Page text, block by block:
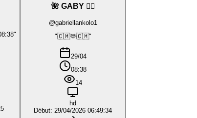
🌺 GABY ❤️‍🔥
@gabriellankolo1
"🇨🇲🫶🇨🇲"
29/04
08:38
14
hd
Début: 29/04/2026 06:49:34